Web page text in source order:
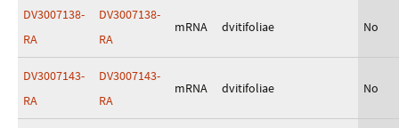
DV3007138-
RA
DV3007138-
RA
mRNA dvitifoliae No
DV3007143-
RA
DV3007143-
RA
mRNA dvitifoliae No